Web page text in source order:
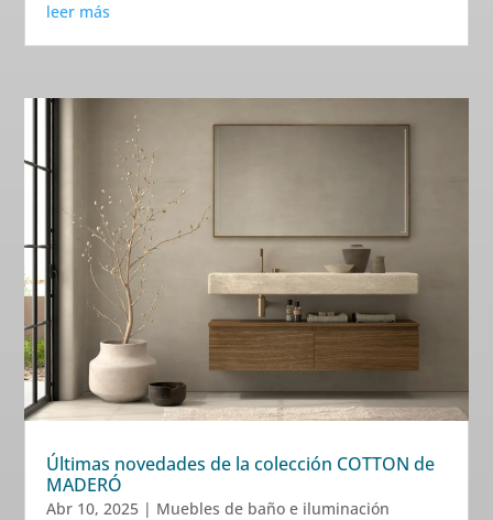
leer más
Últimas novedades de la colección COTTON de
MADERÓ
Abr 10, 2025 | Muebles de baño e iluminación